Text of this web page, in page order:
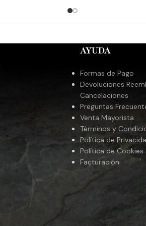
AYUDA
Formas de Pago
Devoluciones
Cancelaciones
Preguntas
Venta Mayorista
Términos y
Política de
Política de Cookies
Facturación